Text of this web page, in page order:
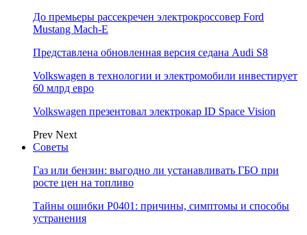
До премьеры рассекречен электрокроссовер Ford
Mustang Mach-E
Представлена обновленная версия седана Audi S8
Volkswagen в технологии и электромобили инвестирует
60 млрд евро
Volkswagen презентовал электрокар ID Space Vision
Prev Next
Советы
Газ или бензин: выгодно ли устанавливать ГБО при
росте цен на топливо
Тайны ошибки P0401: причины, симптомы и способы
устранения